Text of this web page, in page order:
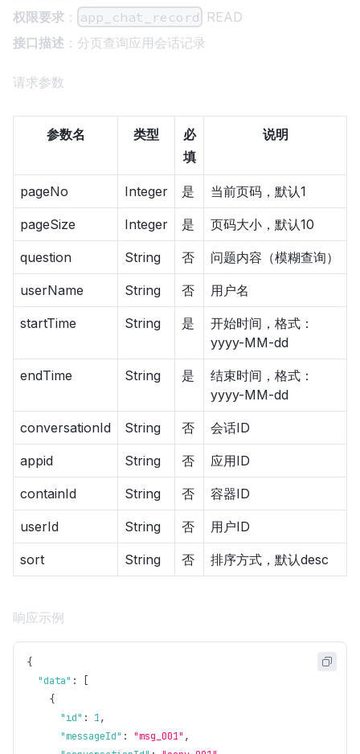
权限要求 ： app_chat_record READ
接口描述 ：分页查询应用会话记录
请求参数
参数名 类型
必
填
说明
pageNo Integer 是 当前页码，默认1
pageSize Integer 是 页码大小，默认10
question String 否 问题内容（模糊查询）
userName String 否 用户名
startTime String 是
开始时间，格式：
yyyy-MM-dd
endTime String 是
结束时间，格式：
yyyy-MM-dd
conversationId String 否 会话ID
appid String 否 应用ID
containId String 否 容器ID
userId String 否 用户ID
sort String 否 排序方式，默认desc
响应示例
{
"data" :
{
"id" : 1,
"messageId" : "msg_001" ,